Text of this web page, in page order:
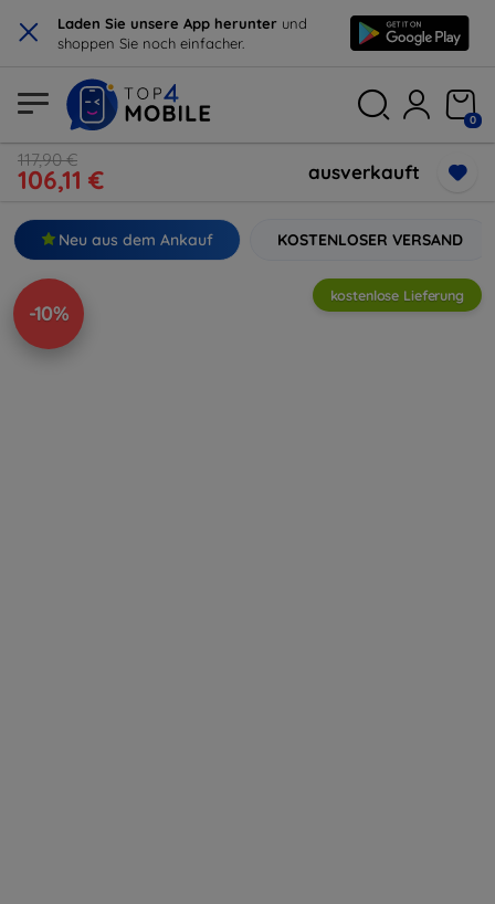
× Laden Sie unsere App herunter und
shoppen Sie noch einfacher.
0
117,90 €
106,11 € ausverkauft
Neu aus dem Ankauf KOSTENLOSER VERSAND
-10%
kostenlose Lieferung